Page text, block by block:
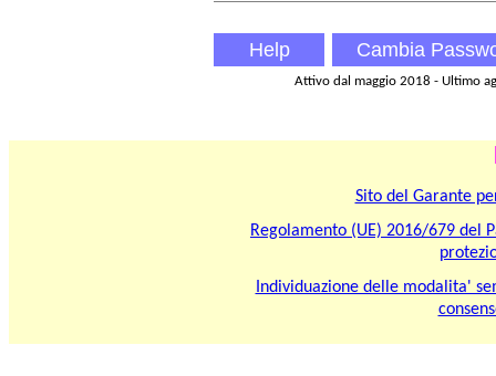
Attivo dal maggio 2018 - Ultimo
Sito del Garante
Regolamento (UE) 2016/679 del
Individuazione delle modalita'